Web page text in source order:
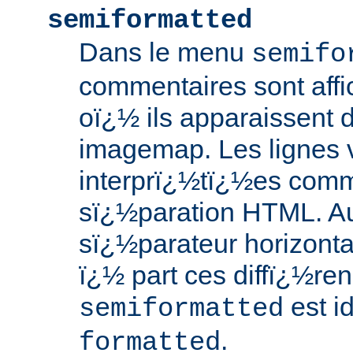
semiformatted
Dans le menu
commentaires sont
oï¿½ ils apparaissent
imagemap. Les lignes
interprï¿½tï¿½es
sï¿½paration HTML.
sï¿½parateur
ï¿½ part ces
semiformatted est
formatted.